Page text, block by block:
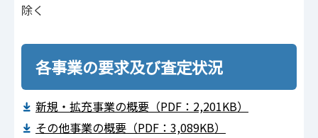
除く
各事業の要求及び査定状況
新規・拡充事業の概要（PDF：2,201KB）
その他事業の概要（PDF：3,089KB）